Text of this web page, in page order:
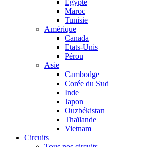
Egypte
Maroc
Tunisie
Amérique
Canada
Etats-Unis
Pérou
Asie
Cambodge
Corée du Sud
Inde
Japon
Ouzbékistan
Thaïlande
Vietnam
Circuits